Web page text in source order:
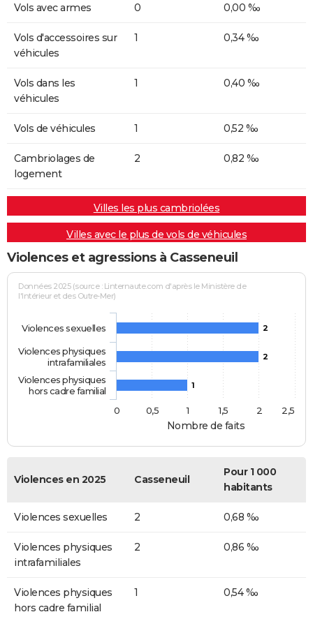
Vols avec armes 0 0,00 ‰
Vols d'accessoires sur
véhicules
1 0,34 ‰
Vols dans les
véhicules
1 0,40 ‰
Vols de véhicules 1 0,52 ‰
Cambriolages de
logement
2 0,82 ‰
Villes les plus cambriolées
Villes avec le plus de vols de véhicules
Violences et agressions à Casseneuil
Nombre de faits
Données 2025 (source : Linternaute.com d'après le Ministère de
l'Intérieur et des Outre-Mer)
2
2
1
Violences sexuelles
Violences physiques
intrafamiliales
Violences physiques
hors cadre familial
0
0,5 1 1,5 2 2,5
Violences en 2025 Casseneuil
Pour 1 000
habitants
Violences sexuelles 2 0,68 ‰
Violences physiques
intrafamiliales
2 0,86 ‰
Violences physiques
hors cadre familial
1 0,54 ‰